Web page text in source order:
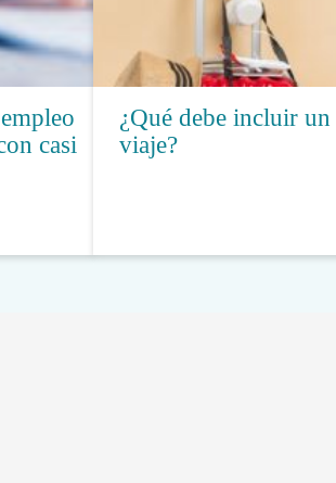
casi
¿Qué debe incluir
viaje?